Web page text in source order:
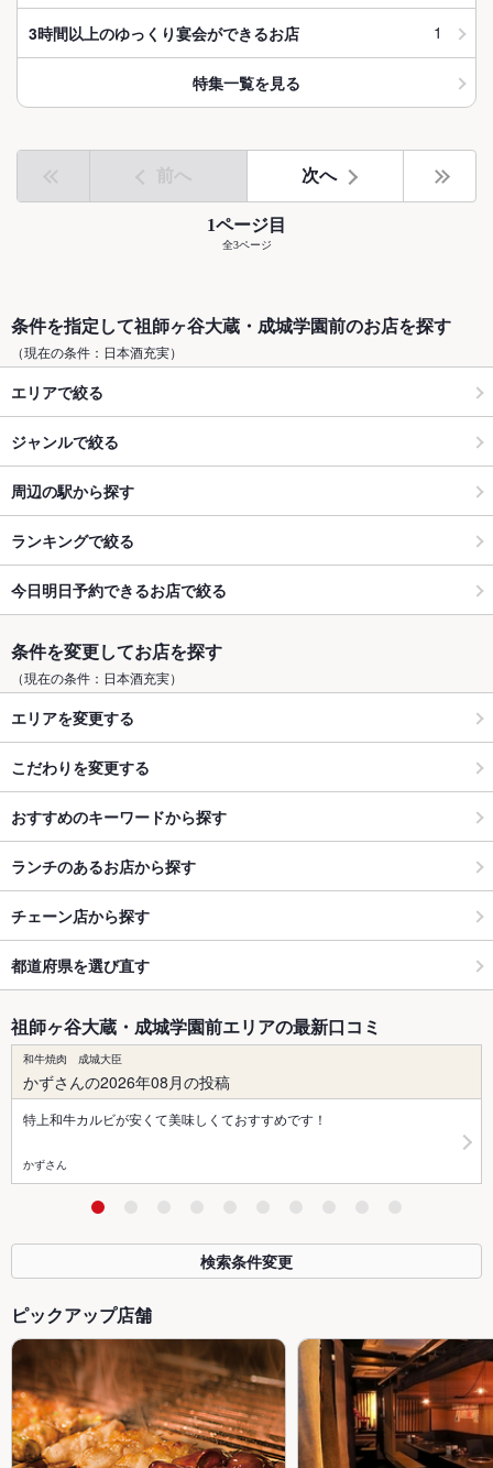
3時間以上のゆっくり宴会ができるお店 1
特集一覧を見る
前へ 次へ
1ページ目
全3ページ
条件を指定して祖師ヶ谷大蔵・成城学園前のお店を探す
（現在の条件：日本酒充実）
エリアで絞る
ジャンルで絞る
周辺の駅から探す
ランキングで絞る
今日明日予約できるお店で絞る
条件を変更してお店を探す
（現在の条件：日本酒充実）
エリアを変更する
こだわりを変更する
おすすめのキーワードから探す
ランチのあるお店から探す
チェーン店から探す
都道府県を選び直す
祖師ヶ谷大蔵・成城学園前エリアの最新口コミ
和牛焼肉 成城大臣
かずさんの2026年08月の投稿
特上和牛カルビが安くて美味しくておすすめです！
かずさん
検索条件変更
ピックアップ店舗